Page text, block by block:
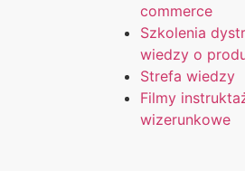
commerce
Szkolenia
wiedzy o
Strefa wiedzy
Filmy
wizerunkowe